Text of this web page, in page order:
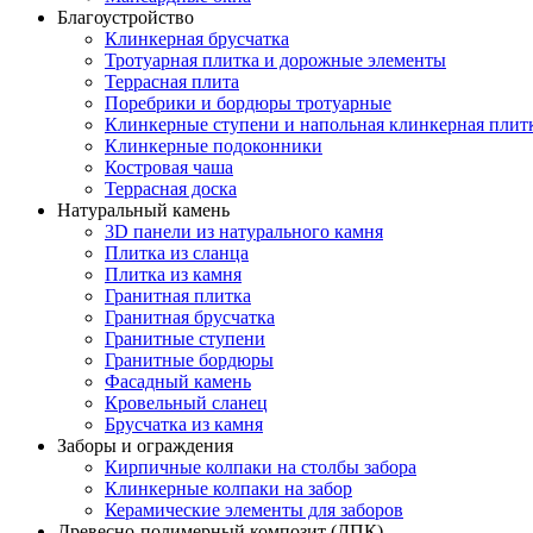
Благоустройство
Клинкерная брусчатка
Тротуарная плитка и дорожные элементы
Террасная плита
Поребрики и бордюры тротуарные
Клинкерные ступени и напольная клинкерная
Клинкерные подоконники
Костровая чаша
Террасная доска
Натуральный камень
3D панели из натурального камня
Плитка из сланца
Плитка из камня
Гранитная плитка
Гранитная брусчатка
Гранитные ступени
Гранитные бордюры
Фасадный камень
Кровельный сланец
Брусчатка из камня
Заборы и ограждения
Кирпичные колпаки на столбы забора
Клинкерные колпаки на забор
Керамические элементы для заборов